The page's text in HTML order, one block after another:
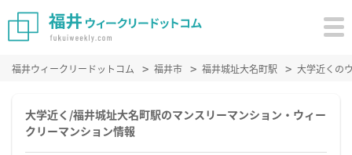
福井ウィークリードットコム 福井市 福井城址大名町駅 大学近くの
大学近く/福井城址大名町駅のマンスリーマンション・ウィー
クリーマンション情報